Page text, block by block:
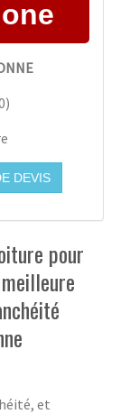
)
DEVIS
pour
et